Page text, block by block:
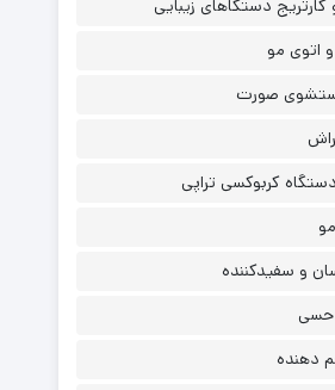
دستگاهای زیبایی
اتوی مو
صورت
کربوکسی تراپی
و سفیدکننده
حسی
دهنده